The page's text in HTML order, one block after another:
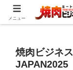
焼肉ビジネ
メニュー